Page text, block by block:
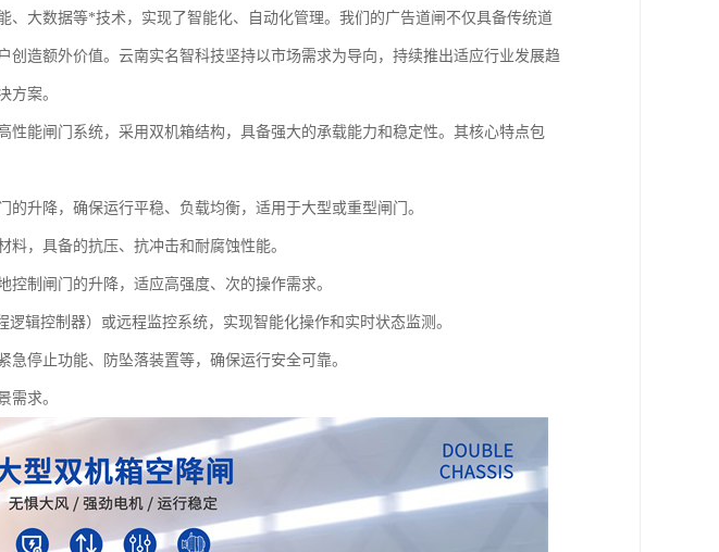
、大数据等*技术，实现了智能化、自动化管理。我们的广告道闸不仅具备传统道
创造额外价值。云南实名智科技坚持以市场需求为导向，持续推出适应行业发展趋
方案。
性能闸门系统，采用双机箱结构，具备强大的承载能力和稳定性。其核心特点包
升降，确保运行平稳、负载均衡，适用于大型或重型闸门。
，具备的抗压、抗冲击和耐腐蚀性能。
制闸门的升降，适应高强度、次的操作需求。
辑控制器）或远程监控系统，实现智能化操作和实时状态监测。
停止功能、防坠落装置等，确保运行安全可靠。
需求。